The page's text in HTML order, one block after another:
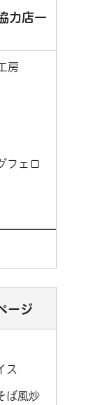
力店一
房
フェロ
ージ
ス
ば風炒